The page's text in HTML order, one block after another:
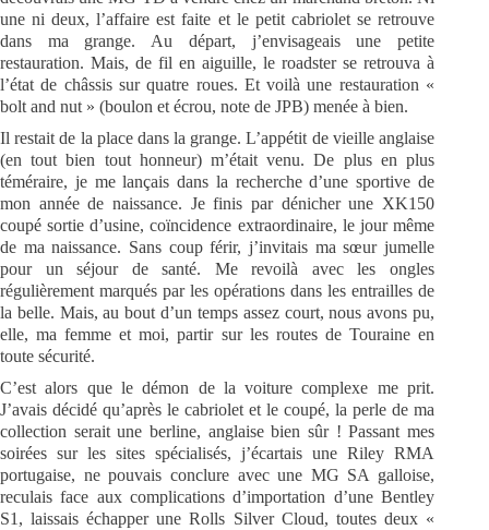
une ni deux, l’affaire est faite et le petit cabriolet se retrouve
dans ma grange. Au départ, j’envisageais une petite
restauration. Mais, de fil en aiguille, le roadster se retrouva à
l’état de châssis sur quatre roues. Et voilà une restauration «
bolt and nut » (boulon et écrou, note de JPB) menée à bien.
Il restait de la place dans la grange. L’appétit de vieille anglaise
(en tout bien tout honneur) m’était venu. De plus en plus
téméraire, je me lançais dans la recherche d’une sportive de
mon année de naissance. Je finis par dénicher une XK150
coupé sortie d’usine, coïncidence extraordinaire, le jour même
de ma naissance. Sans coup férir, j’invitais ma sœur jumelle
pour un séjour de santé. Me revoilà avec les ongles
régulièrement marqués par les opérations dans les entrailles de
la belle. Mais, au bout d’un temps assez court, nous avons pu,
elle, ma femme et moi, partir sur les routes de Touraine en
toute sécurité.
C’est alors que le démon de la voiture complexe me prit.
J’avais décidé qu’après le cabriolet et le coupé, la perle de ma
collection serait une berline, anglaise bien sûr ! Passant mes
soirées sur les sites spécialisés, j’écartais une Riley RMA
portugaise, ne pouvais conclure avec une MG SA galloise,
reculais face aux complications d’importation d’une Bentley
S1, laissais échapper une Rolls Silver Cloud, toutes deux «